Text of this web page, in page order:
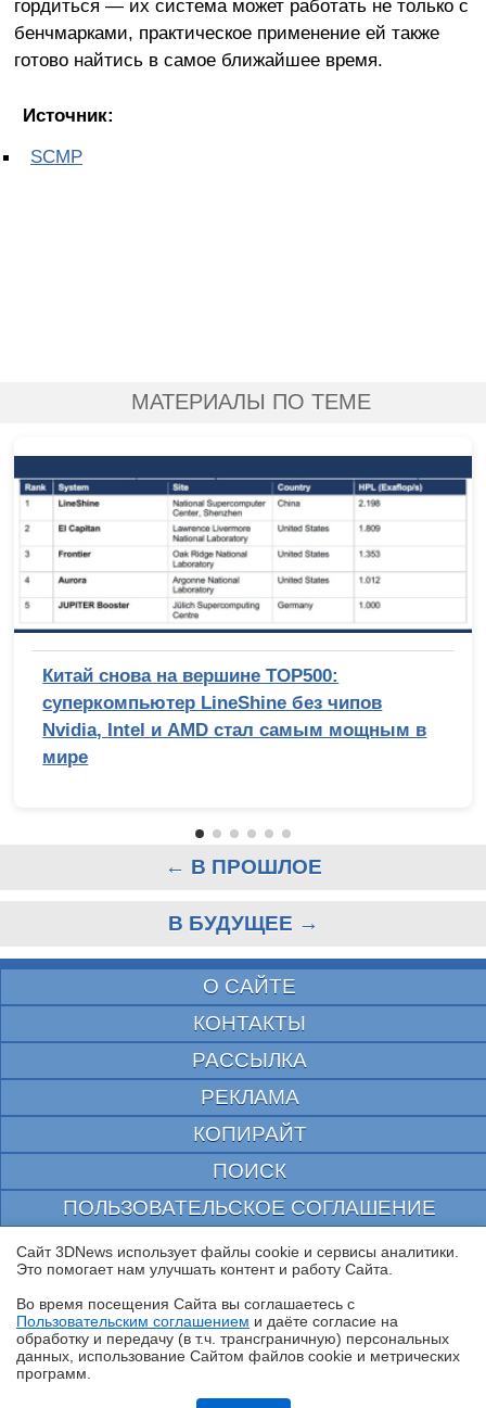
Обзор HUAWEI WATCH Kids X1 Pro: самые умные детские часы
гордиться — их система может работать не только с
бенчмарками, практическое применение ей также
готово найтись в самое ближайшее время.
Источник:
SCMP
МАТЕРИАЛЫ ПО ТЕМЕ
Китай снова на вершине TOP500:
суперкомпьютер LineShine без чипов
Nvidia, Intel и AMD стал самым мощным в
мире
← В ПРОШЛОЕ
В БУДУЩЕЕ →
О САЙТЕ
КОНТАКТЫ
РАССЫЛКА
РЕКЛАМА
КОПИРАЙТ
ПОИСК
ПОЛЬЗОВАТЕЛЬСКОЕ СОГЛАШЕНИЕ
ЗАЩИЩЕНО CURATOR
© 1997—2026 Электронное периодическое издание "3ДНьюс" | Свидетельство о
выдано Федеральной Службой по надзору за соблюдением законодательства в сфере
массовых коммуникаций и охране культурного наследия
При цитировании документа ссылка на сайт с указанием автора обязательна. Полное
заимствование документа является нарушением
российского и международного законодательства и возможно только с согласия
Сайт 3DNews использует файлы cookie и сервисы аналитики.
Это помогает нам улучшать контент и работу Cайта.
Во время посещения Cайта вы соглашаетесь с
Пользовательским соглашением и даёте согласие на
обработку и передачу (в т.ч. трансграничную) персональных
данных, использование Cайтом файлов cookie и метрических
программ.